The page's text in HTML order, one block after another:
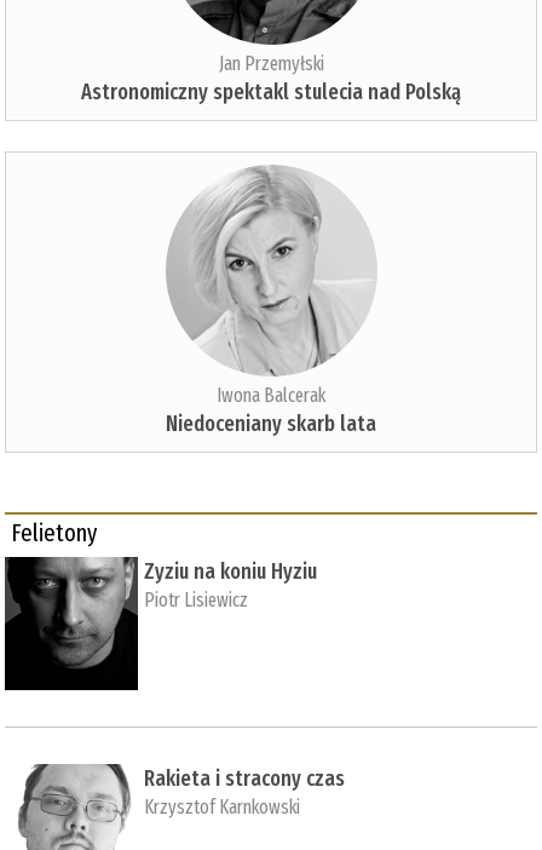
Jan Przemyłski
Astronomiczny spektakl stulecia nad Polską
Iwona Balcerak
Niedoceniany skarb lata
Felietony
Zyziu na koniu Hyziu
Piotr Lisiewicz
Rakieta i stracony czas
Krzysztof Karnkowski